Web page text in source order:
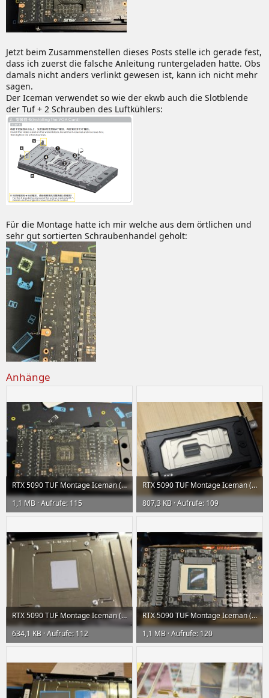
Jetzt beim Zusammenstellen dieses Posts stelle ich gerade fest,
dass ich zuerst die falsche Anleitung runtergeladen hatte. Obs
damals nicht anders verlinkt gewesen ist, kann ich nicht mehr
sagen.
Der Iceman verwendet so wie der ekwb auch die Slotblende
der Tuf + 2 Schrauben des Luftkühlers:
Für die Montage hatte ich mir welche aus dem örtlichen und
sehr gut sortierten Schraubenhandel geholt:
Anhänge
RTX 5090 TUF Montage Iceman (22) klein.jpeg
1,1 MB · Aufrufe: 115
RTX 5090 TUF Montage Iceman (28) klein.jpeg
807,3 KB · Aufrufe: 109
RTX 5090 TUF Montage Iceman (21) klein.jpeg
634,1 KB · Aufrufe: 112
RTX 5090 TUF Montage Iceman (19) klein.jpeg
1,1 MB · Aufrufe: 120